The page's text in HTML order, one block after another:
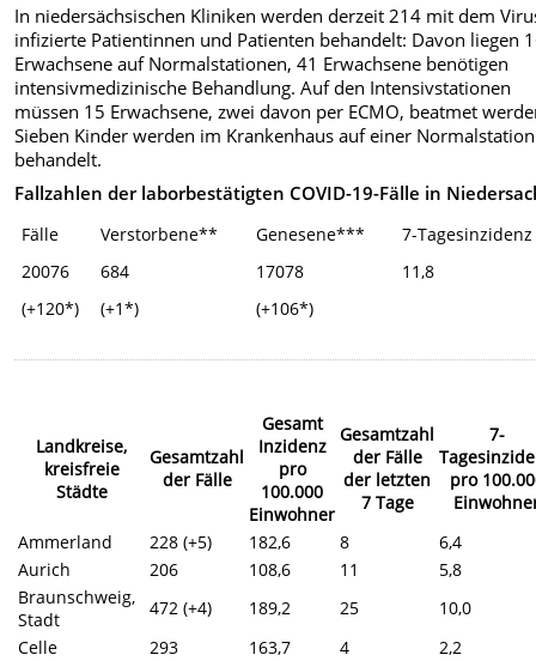
In niedersächsischen Kliniken werden derzeit 214 mit dem
infizierte Patientinnen und Patienten behandelt: Davon liegen
Erwachsene auf Normalstationen, 41 Erwachsene benötigen
intensivmedizinische Behandlung. Auf den Intensivstationen
müssen 15 Erwachsene, zwei davon per ECMO, beatmet
Sieben Kinder werden im Krankenhaus auf einer Normalstation
behandelt.
Fallzahlen der laborbestätigten COVID-19-Fälle in
Fälle Verstorbene** Genesene***
7-Tagesinzidenz
20076
684 17078
11,8
(+120*)
(+1*) (+106*)
Landkreise,
kreisfreie
Städte
Gesamtzahl
der Fälle
Gesamt
Inzidenz
pro
100.000
Einwohner
Gesamtzahl
der Fälle
der letzten
7 Tage
7-
pro
Ammerland
228 (+5) 182,6 8
6,4
Aurich
206 108,6 11
5,8
Braunschweig,
Stadt
472 (+4) 189,2 25
10,0
Celle
293 163,7 4
2,2